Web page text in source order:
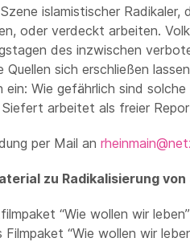
islamistischer
oder verdeckt arbeiten.
des inzwischen
Quellen sich erschließen
ein: Wie gefährlich sind solche
Siefert arbeitet als freier
per Mail an
zu Radikalisierung
“Wie wollen wir
Filmpaket “Wie wollen wir